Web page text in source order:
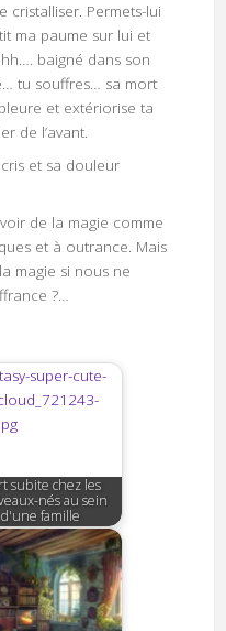
cristalliser. Permets-lui
ma paume sur lui et
baigné dans son
tu souffres… sa mort
et extériorise ta
de l’avant.
et sa douleur
de la magie comme
et à outrance. Mais
magie si nous ne
?…
subite chez les
nés au sein
d'une famille